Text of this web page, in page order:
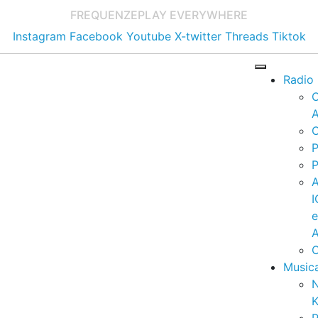
FREQUENZEPLAY EVERYWHERE
Instagram Facebook Youtube X-twitter Threads Tiktok
Radio
e